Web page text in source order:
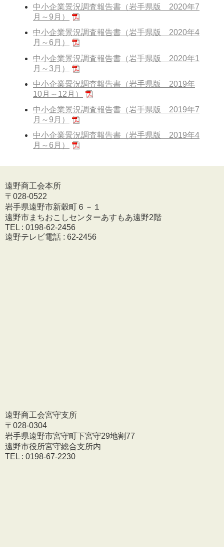
中小企業景況調査報告書（岩手県版 2020年7
月～9月）
中小企業景況調査報告書（岩手県版 2020年4
月～6月）
中小企業景況調査報告書（岩手県版 2020年1
月～3月）
中小企業景況調査報告書（岩手県版 2019年
10月～12月）
中小企業景況調査報告書（岩手県版 2019年7
月～9月）
中小企業景況調査報告書（岩手県版 2019年4
月～6月）
遠野商工会本所
〒028-0522
岩手県遠野市新穀町６－１
遠野市まちおこしセンターあすもあ遠野2階
TEL : 0198-62-2456
遠野テレビ電話 : 62-2456
遠野商工会宮守支所
〒028-0304
岩手県遠野市宮守町下宮守29地割77
遠野市役所宮守総合支所内
TEL : 0198-67-2230